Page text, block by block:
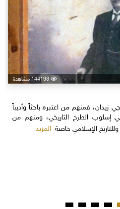
144193 مشاهدة
زيدان، فمنهم من اعتبره باحثاً وأديباً
الطرح التاريخي، ومنهم من
وللتاريخ الإسلامي خاصةالمزيد